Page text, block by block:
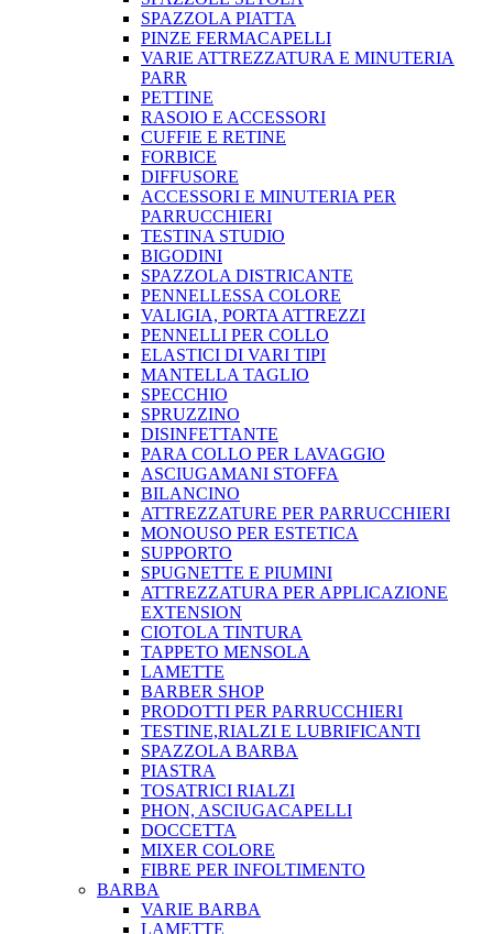
SPAZZOLA PIATTA
PINZE FERMACAPELLI
VARIE ATTREZZATURA E MINUTERIA
PARR
PETTINE
RASOIO E ACCESSORI
CUFFIE E RETINE
FORBICE
DIFFUSORE
ACCESSORI E MINUTERIA PER
PARRUCCHIERI
TESTINA STUDIO
BIGODINI
SPAZZOLA DISTRICANTE
PENNELLESSA COLORE
VALIGIA, PORTA ATTREZZI
PENNELLI PER COLLO
ELASTICI DI VARI TIPI
MANTELLA TAGLIO
SPECCHIO
SPRUZZINO
DISINFETTANTE
PARA COLLO PER LAVAGGIO
ASCIUGAMANI STOFFA
BILANCINO
ATTREZZATURE PER PARRUCCHIERI
MONOUSO PER ESTETICA
SUPPORTO
SPUGNETTE E PIUMINI
ATTREZZATURA PER APPLICAZIONE
EXTENSION
CIOTOLA TINTURA
TAPPETO MENSOLA
LAMETTE
BARBER SHOP
PRODOTTI PER PARRUCCHIERI
TESTINE,RIALZI E LUBRIFICANTI
SPAZZOLA BARBA
PIASTRA
TOSATRICI RIALZI
PHON, ASCIUGACAPELLI
DOCCETTA
MIXER COLORE
FIBRE PER INFOLTIMENTO
BARBA
VARIE BARBA
LAMETTE